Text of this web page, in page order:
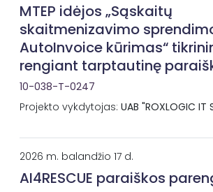
MTEP idėjos „Sąskaitų
skaitmenizavimo
AutoInvoice kūrimas“
rengiant tarptautinę
10-038-T-0247
Projekto vykdytojas: UAB "ROXLOGIC IT
2026 m. balandžio 17 d.
AI4RESCUE paraiškos